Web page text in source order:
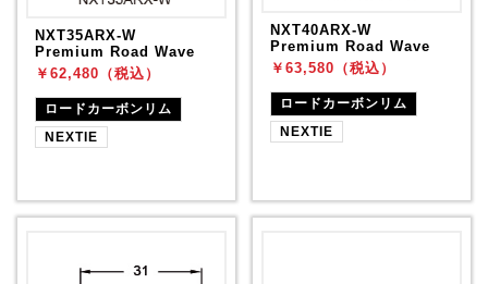
NXT35ARX-W
Premium Road Wave
￥62,480（税込）
ロードカーボンリム
NEXTIE
NXT40ARX-W
Premium Road Wave
￥63,580（税込）
ロードカーボンリム
NEXTIE